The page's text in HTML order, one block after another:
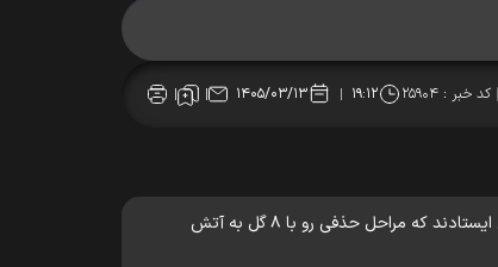
کد خبر :۲۵۹۰۴ ۱۹:۱۲ ۱۴۰۵/۰۳/۱۳
فقط ۸ روز تا شروع جدال جهانی زمین سبز باقی مانده است؛ عددی که در تاریخ جام جهانی نمادِ دو روی یک سکه‌ است. یک طرف آن هیولاهایی ایستادند که مراحل حذفی رو با ۸ گل به آتش